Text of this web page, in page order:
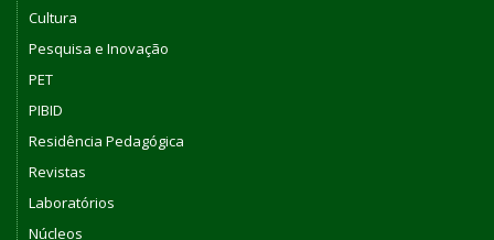
Cultura
Pesquisa e Inovação
PET
PIBID
Residência Pedagógica
Revistas
Laboratórios
Núcleos